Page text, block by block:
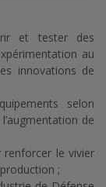
et tester des
au
innovations de
selon
de
renforcer le vivier
;